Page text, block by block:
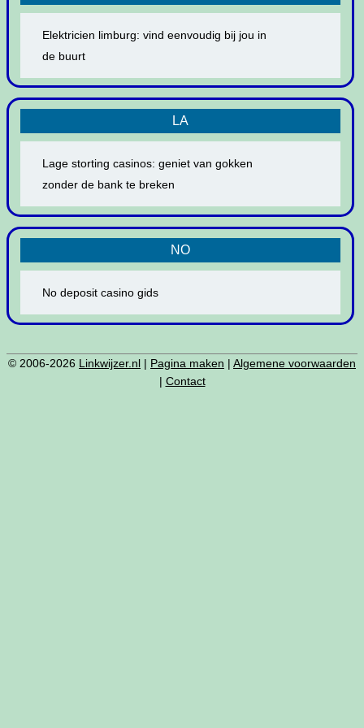
Elektricien limburg: vind eenvoudig bij jou in
de buurt
LA
Lage storting casinos: geniet van gokken
zonder de bank te breken
NO
No deposit casino gids
© 2006-2026 Linkwijzer.nl | Pagina maken | Algemene voorwaarden
| Contact